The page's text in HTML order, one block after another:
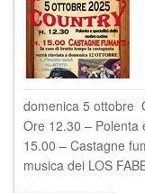
domenica 5 ottobre
Ore 12.30 – Polenta
15.00 – Castagne
musica dei LOS